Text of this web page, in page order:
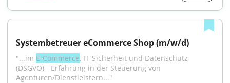
Systembetreuer eCommerce Shop (m/w/d)
"...im E-Commerce, IT-Sicherheit und Datenschutz
(DSGVO) - Erfahrung in der Steuerung von
Agenturen/Dienstleistern..."